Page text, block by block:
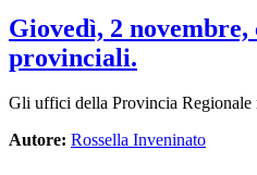
Giovedì, 2
provinciali.
Gli uffici della Provincia Regionale
Autore: Rossella Inveninato